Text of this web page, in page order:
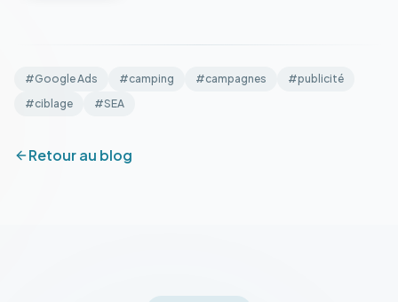
#Google Ads #camping #campagnes #publicité
#ciblage #SEA
Retour au blog